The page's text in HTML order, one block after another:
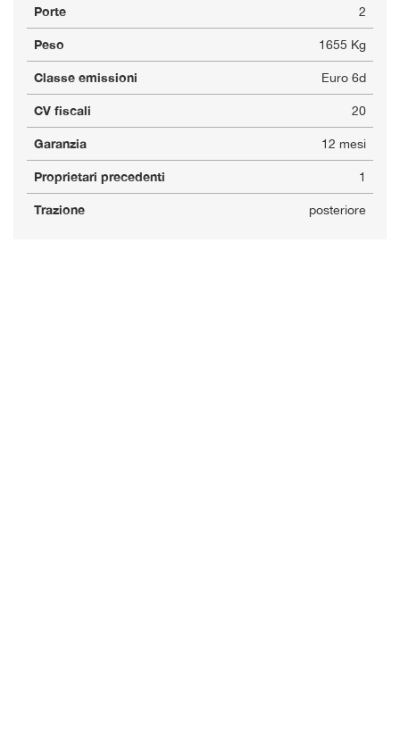
Porte 2
Peso 1655 Kg
Classe emissioni Euro 6d
CV fiscali 20
Garanzia 12 mesi
Proprietari precedenti 1
Trazione posteriore